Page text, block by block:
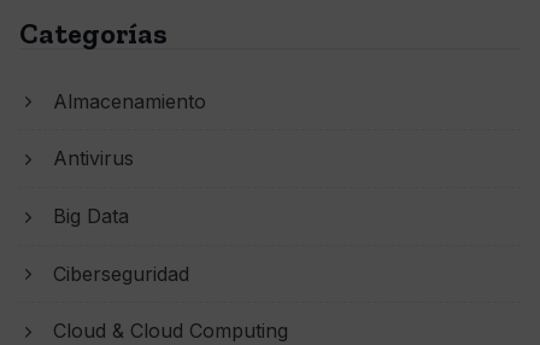
Categorías
Almacenamiento
Antivirus
Big Data
Ciberseguridad
Cloud & Cloud Computing